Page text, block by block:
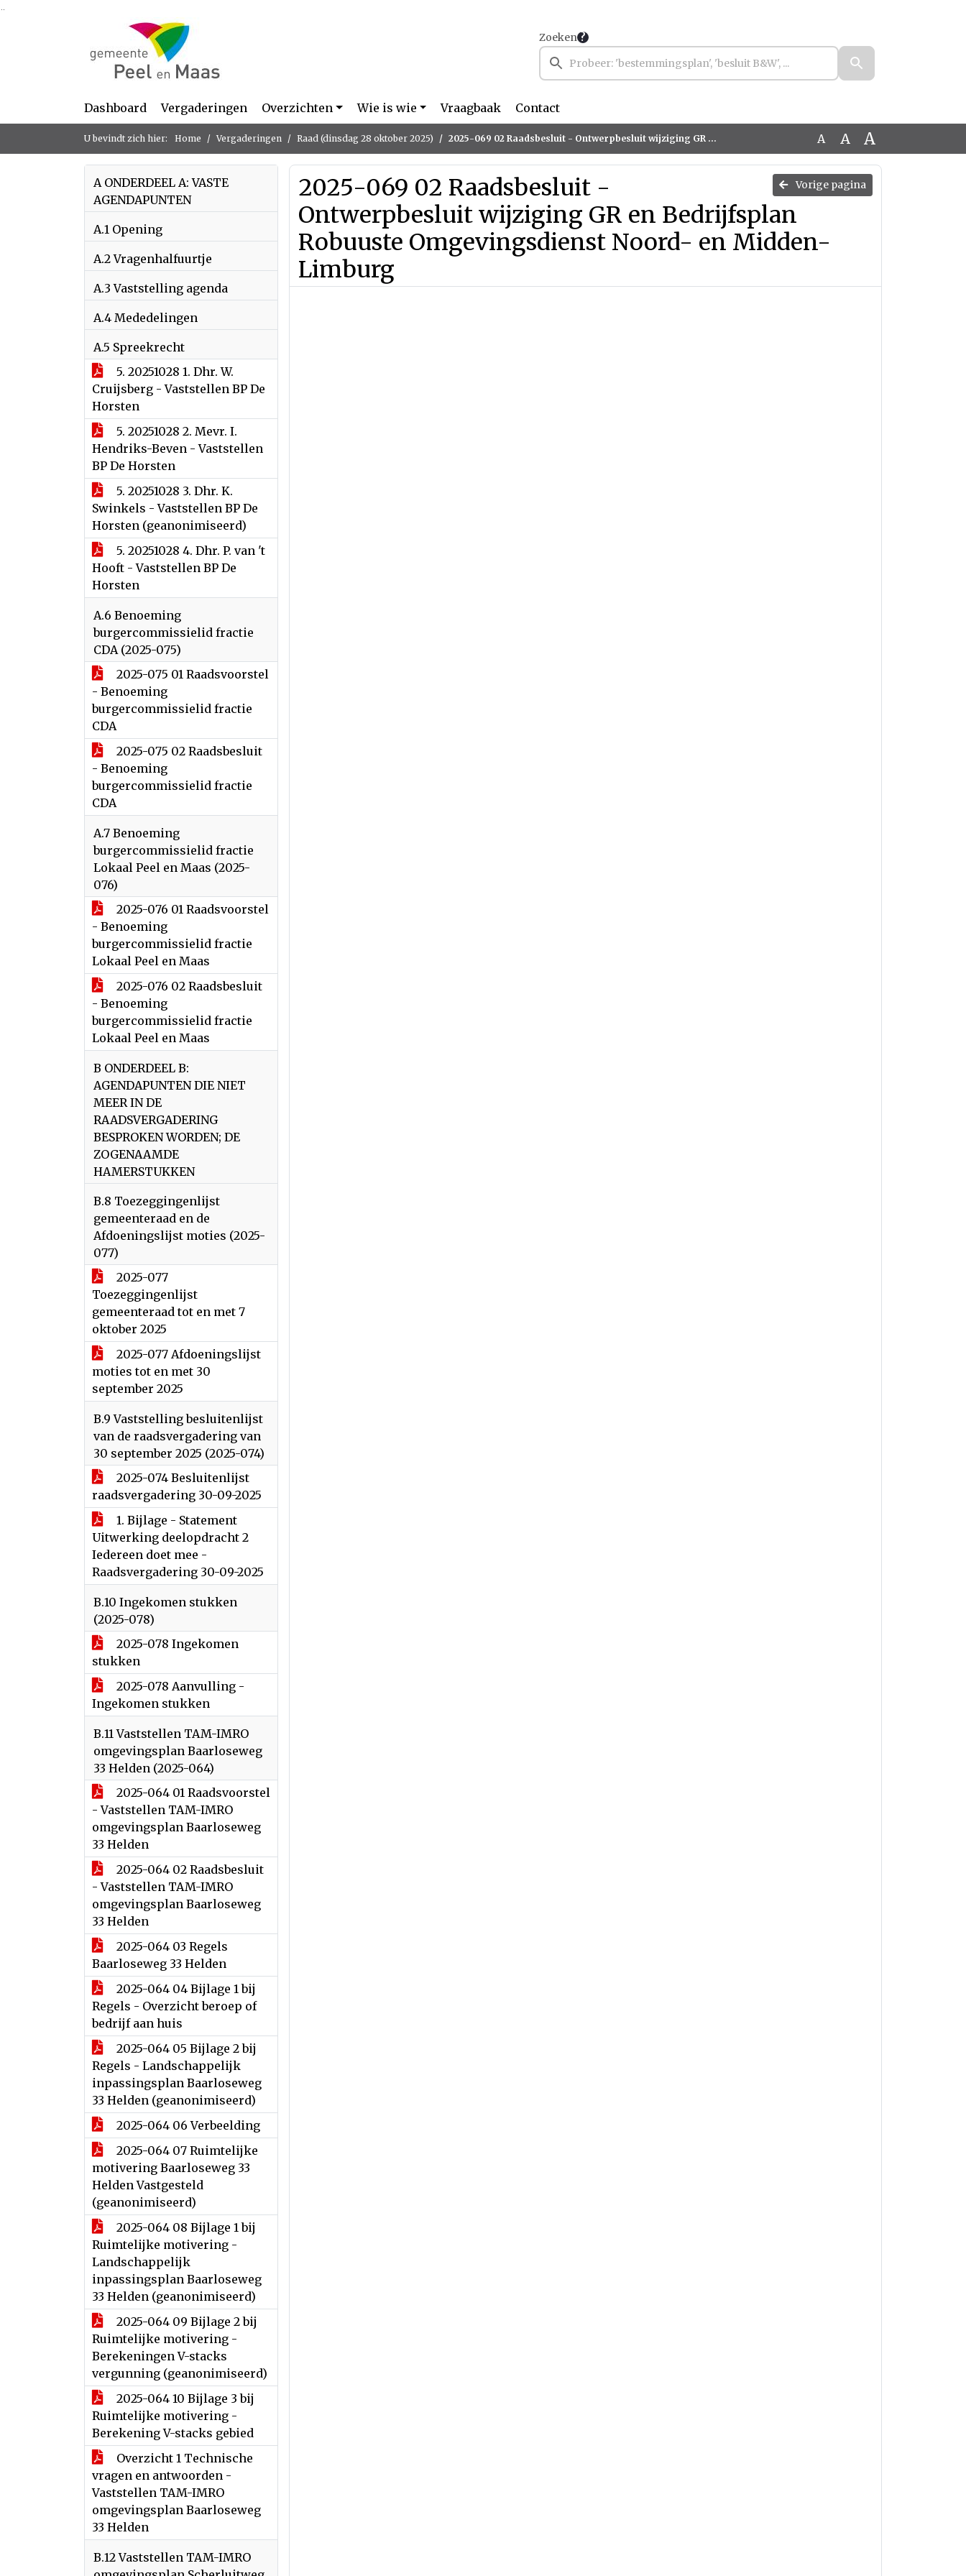
Ga naar de inhoud van deze pagina
Zoeken
Dashboard Vergaderingen Overzichten Wie is wie Vraagbaak Contact
U bevindt zich hier: Home Vergaderingen Raad (dinsdag 28 oktober 2025) 2025-069 02 Raadsbesluit - Ontwerpbesluit wijziging GR en Bedrijfsplan Robuuste Omgevingsdienst Noord- en Midden-Limburg A A A
A ONDERDEEL A: VASTE
AGENDAPUNTEN
A.1 Opening
A.2 Vragenhalfuurtje
A.3 Vaststelling agenda
A.4 Mededelingen
A.5 Spreekrecht
5. 20251028 1. Dhr. W.
Cruijsberg - Vaststellen BP De
Horsten
5. 20251028 2. Mevr. I.
Hendriks-Beven - Vaststellen
BP De Horsten
5. 20251028 3. Dhr. K.
Swinkels - Vaststellen BP De
Horsten (geanonimiseerd)
5. 20251028 4. Dhr. P. van 't
Hooft - Vaststellen BP De
Horsten
A.6 Benoeming
burgercommissielid fractie
CDA (2025-075)
2025-075 01 Raadsvoorstel
- Benoeming
burgercommissielid fractie
CDA
2025-075 02 Raadsbesluit
- Benoeming
burgercommissielid fractie
CDA
A.7 Benoeming
burgercommissielid fractie
Lokaal Peel en Maas (2025-
076)
2025-076 01 Raadsvoorstel
- Benoeming
burgercommissielid fractie
Lokaal Peel en Maas
2025-076 02 Raadsbesluit
- Benoeming
burgercommissielid fractie
Lokaal Peel en Maas
B ONDERDEEL B:
AGENDAPUNTEN DIE NIET
MEER IN DE
RAADSVERGADERING
BESPROKEN WORDEN; DE
ZOGENAAMDE
HAMERSTUKKEN
B.8 Toezeggingenlijst
gemeenteraad en de
Afdoeningslijst moties (2025-
077)
2025-077
Toezeggingenlijst
gemeenteraad tot en met 7
oktober 2025
2025-077 Afdoeningslijst
moties tot en met 30
september 2025
B.9 Vaststelling besluitenlijst
van de raadsvergadering van
30 september 2025 (2025-074)
2025-074 Besluitenlijst
raadsvergadering 30-09-2025
1. Bijlage - Statement
Uitwerking deelopdracht 2
Iedereen doet mee -
Raadsvergadering 30-09-2025
B.10 Ingekomen stukken
(2025-078)
2025-078 Ingekomen
stukken
2025-078 Aanvulling -
Ingekomen stukken
B.11 Vaststellen TAM-IMRO
omgevingsplan Baarloseweg
33 Helden (2025-064)
2025-064 01 Raadsvoorstel
- Vaststellen TAM-IMRO
omgevingsplan Baarloseweg
33 Helden
2025-064 02 Raadsbesluit
- Vaststellen TAM-IMRO
omgevingsplan Baarloseweg
33 Helden
2025-064 03 Regels
Baarloseweg 33 Helden
2025-064 04 Bijlage 1 bij
Regels - Overzicht beroep of
bedrijf aan huis
2025-064 05 Bijlage 2 bij
Regels - Landschappelijk
inpassingsplan Baarloseweg
33 Helden (geanonimiseerd)
2025-064 06 Verbeelding
2025-064 07 Ruimtelijke
motivering Baarloseweg 33
Helden Vastgesteld
(geanonimiseerd)
2025-064 08 Bijlage 1 bij
Ruimtelijke motivering -
Landschappelijk
inpassingsplan Baarloseweg
33 Helden (geanonimiseerd)
2025-064 09 Bijlage 2 bij
Ruimtelijke motivering -
Berekeningen V-stacks
vergunning (geanonimiseerd)
2025-064 10 Bijlage 3 bij
Ruimtelijke motivering -
Berekening V-stacks gebied
Overzicht 1 Technische
vragen en antwoorden -
Vaststellen TAM-IMRO
omgevingsplan Baarloseweg
33 Helden
B.12 Vaststellen TAM-IMRO
Vorige pagina
2025-069 02 Raadsbesluit -
Ontwerpbesluit wijziging GR en Bedrijfsplan
Robuuste Omgevingsdienst Noord- en Midden-
Limburg